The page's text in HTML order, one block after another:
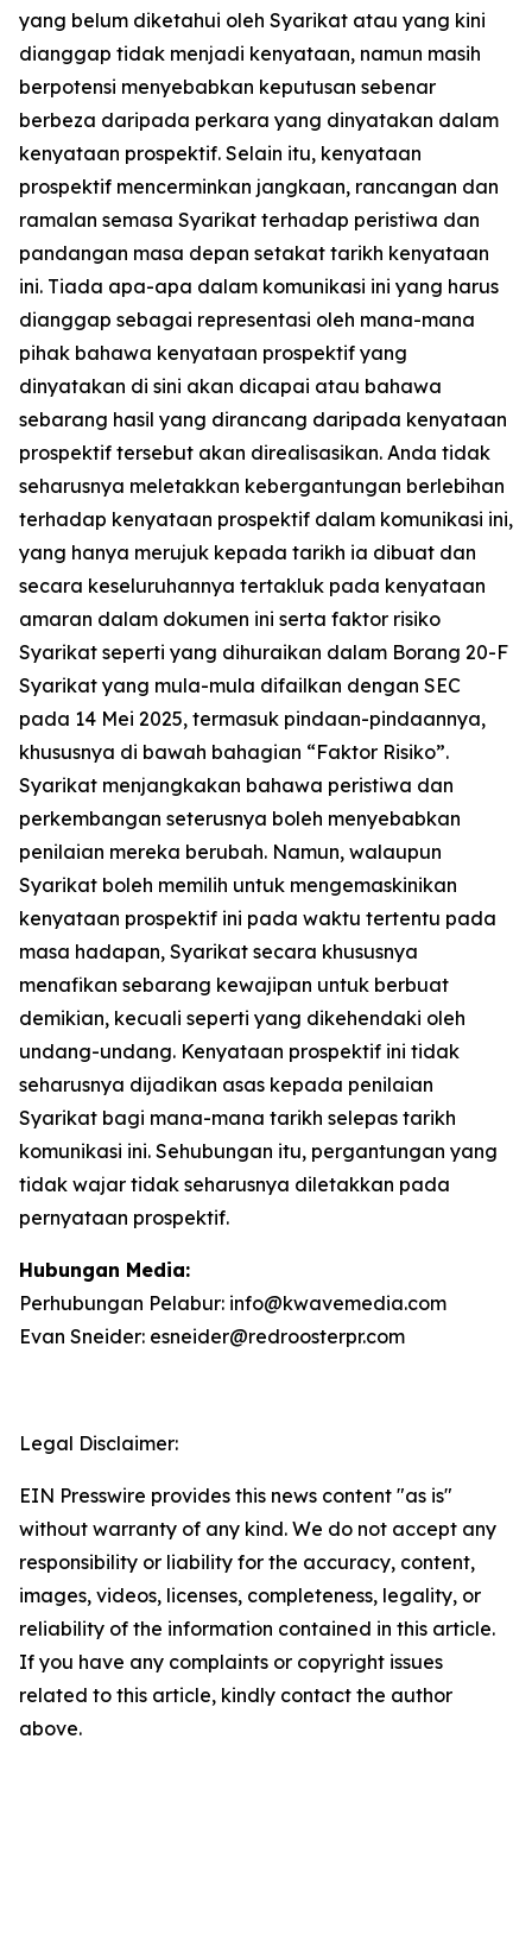
yang belum diketahui oleh Syarikat atau yang kini
dianggap tidak menjadi kenyataan, namun masih
berpotensi menyebabkan keputusan sebenar
berbeza daripada perkara yang dinyatakan dalam
kenyataan prospektif. Selain itu, kenyataan
prospektif mencerminkan jangkaan, rancangan dan
ramalan semasa Syarikat terhadap peristiwa dan
pandangan masa depan setakat tarikh kenyataan
ini. Tiada apa-apa dalam komunikasi ini yang harus
dianggap sebagai representasi oleh mana-mana
pihak bahawa kenyataan prospektif yang
dinyatakan di sini akan dicapai atau bahawa
sebarang hasil yang dirancang daripada kenyataan
prospektif tersebut akan direalisasikan. Anda tidak
seharusnya meletakkan kebergantungan berlebihan
terhadap kenyataan prospektif dalam komunikasi ini,
yang hanya merujuk kepada tarikh ia dibuat dan
secara keseluruhannya tertakluk pada kenyataan
amaran dalam dokumen ini serta faktor risiko
Syarikat seperti yang dihuraikan dalam Borang 20-F
Syarikat yang mula-mula difailkan dengan SEC
pada 14 Mei 2025, termasuk pindaan-pindaannya,
khususnya di bawah bahagian “Faktor Risiko”.
Syarikat menjangkakan bahawa peristiwa dan
perkembangan seterusnya boleh menyebabkan
penilaian mereka berubah. Namun, walaupun
Syarikat boleh memilih untuk mengemaskinikan
kenyataan prospektif ini pada waktu tertentu pada
masa hadapan, Syarikat secara khususnya
menafikan sebarang kewajipan untuk berbuat
demikian, kecuali seperti yang dikehendaki oleh
undang-undang. Kenyataan prospektif ini tidak
seharusnya dijadikan asas kepada penilaian
Syarikat bagi mana-mana tarikh selepas tarikh
komunikasi ini. Sehubungan itu, pergantungan yang
tidak wajar tidak seharusnya diletakkan pada
pernyataan prospektif.
Hubungan Media:
Perhubungan Pelabur: info@kwavemedia.com
Evan Sneider: esneider@redroosterpr.com
Legal Disclaimer:
EIN Presswire provides this news content "as is"
without warranty of any kind. We do not accept any
responsibility or liability for the accuracy, content,
images, videos, licenses, completeness, legality, or
reliability of the information contained in this article.
If you have any complaints or copyright issues
related to this article, kindly contact the author
above.